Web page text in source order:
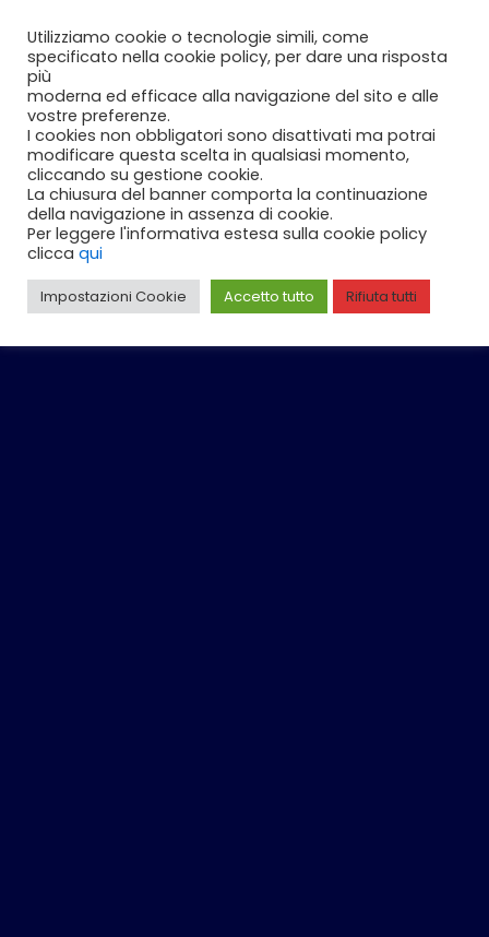
contenuto
Utilizziamo cookie o tecnologie simili, come
specificato nella cookie policy, per dare una risposta
più
moderna ed efficace alla navigazione del sito e alle
vostre preferenze.
I cookies non obbligatori sono disattivati ma potrai
modificare questa scelta in qualsiasi momento,
cliccando su gestione cookie.
La chiusura del banner comporta la continuazione
della navigazione in assenza di cookie.
Per leggere l'informativa estesa sulla cookie policy
clicca qui
Impostazioni Cookie Accetto tutto Rifiuta tutti